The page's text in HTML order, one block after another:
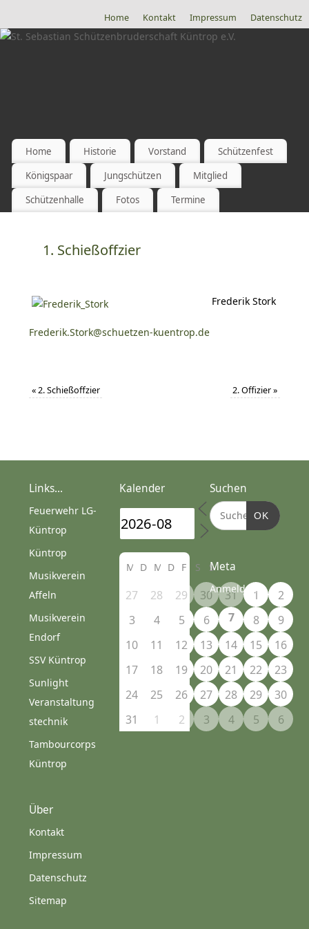
Home Kontakt Impressum Datenschutz
Home Historie Vorstand
Schützenfest
Königspaar
Jungschützen
Mitglied
Schützenhalle
Fotos Termine
1. Schießoffzier
Frederik Stork
Frederik.Stork@schuetzen-kuentrop.de
«2. Schießoffzier 2. Offizier»
Links...
Feuerwehr LG-
Küntrop
Küntrop
Musikverein
Affeln
Musikverein
Endorf
SSV Küntrop
Sunlight
Veranstaltung
stechnik
Tambourcorps
Küntrop
Über
Kontakt
Impressum
Datenschutz
Sitemap
Kalender
M D M D F S S
27 28 29 30 31 1
2
3
4 5 6 7 8
9
10
11 12 13 14 15
16
17
18 19 20 21 22
23
24
25 26 27 28 29
30
31
1 2 3 4 5 6
Suchen
OK
Meta
Anmelden